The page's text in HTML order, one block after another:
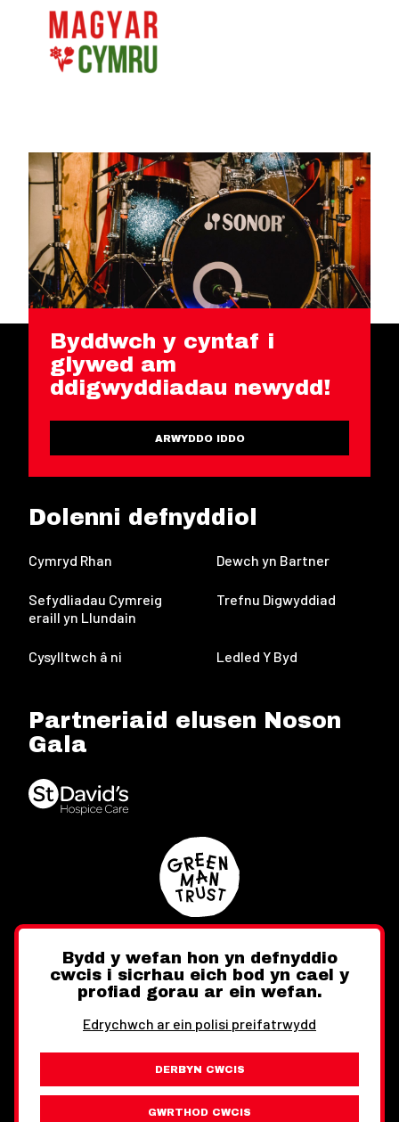
Byddwch y cyntaf i
glywed am
ddigwyddiadau newydd!
ARWYDDO IDDO
Dolenni defnyddiol
Cymryd Rhan Dewch yn Bartner
Sefydliadau Cymreig
eraill yn Llundain
Trefnu Digwyddiad
Cysylltwch â ni Ledled Y Byd
Partneriaid elusen Noson
Gala
Twitter FacebookInstagram
Ewch i'r Wefan Toward Gwybodaeth Cyfreithiol
Bydd y wefan hon yn defnyddio
cwcis i sicrhau eich bod yn cael y
profiad gorau ar ein wefan.
Edrychwch ar ein polisi preifatrwydd
DERBYN CWCIS
GWRTHOD CWCIS